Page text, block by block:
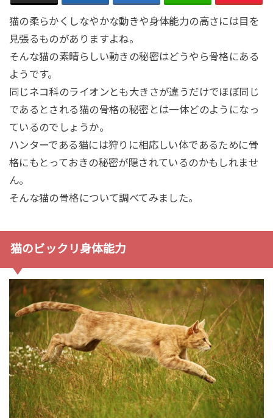
猫の柔らかくしなやかな動きや身体能力の高さには目を
見張るものがありますよね。
そんな猫の素晴らしい動きの秘密はどうやら骨格にある
ようです。
同じネコ科のライオンとも大きさが違うだけでほぼ同じ
であるとされる猫の骨格の秘密とは一体どのようになっ
ているのでしょうか。
ハンターである猫には狩りに相応しい体であるために骨
格にもとっておきの秘密が隠されているのかもしれませ
ん。
そんな猫の骨格について調べてみました。
猫のビックリ身体能力